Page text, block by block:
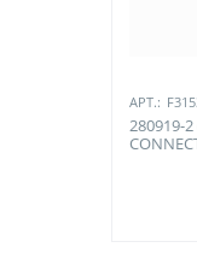
АРТ.:
280919-2